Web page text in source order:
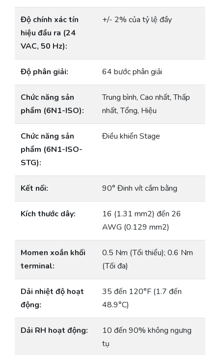
Độ chính xác tín
hiệu đầu ra (24
VAC, 50 Hz):
+/- 2% của tỷ lệ đầy
Độ phân giải: 64 bước phân giải
Chức năng sản
phẩm (6N1-ISO):
Trung bình, Cao nhất, Thấp
nhất, Tổng, Hiệu
Chức năng sản
phẩm (6N1-ISO-
STG):
Điều khiển Stage
Kết nối: 90° Đinh vít cắm bằng
Kích thước dây:
16 (1.31 mm2) đến 26
AWG (0.129 mm2)
Momen xoắn khối
terminal:
0.5 Nm (Tối thiểu); 0.6 Nm
(Tối đa)
Dải nhiệt độ hoạt
động:
35 đến 120°F (1.7 đến
48.9°C)
Dải RH hoạt động:
10 đến 90% không ngưng
tụ